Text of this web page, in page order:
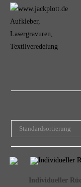
Standardsortierung
Individueller